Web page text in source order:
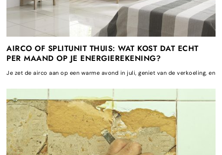
AIRCO OF SPLITUNIT THUIS: WAT KOST DAT ECHT
PER MAAND OP JE ENERGIEREKENING?
Je zet de airco aan op een warme avond in juli, geniet van de verkoeling, en